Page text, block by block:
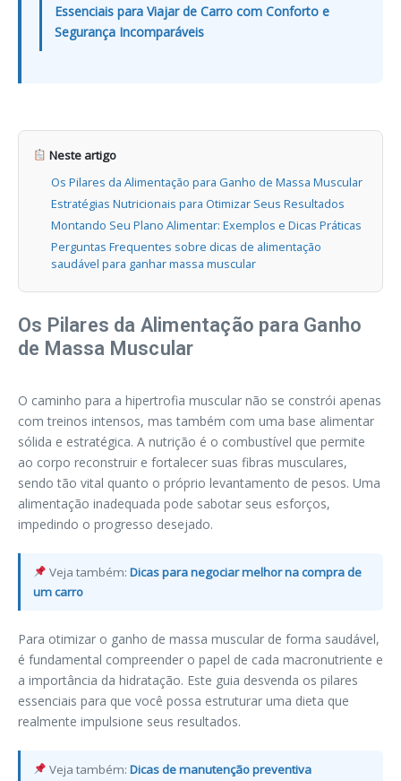
Essenciais para Viajar de Carro com Conforto e
Segurança Incomparáveis
Neste artigo
Os Pilares da Alimentação para Ganho de Massa Muscular
Estratégias Nutricionais para Otimizar Seus Resultados
Montando Seu Plano Alimentar: Exemplos e Dicas Práticas
Perguntas Frequentes sobre dicas de alimentação
saudável para ganhar massa muscular
Os Pilares da Alimentação para Ganho
de Massa Muscular
O caminho para a hipertrofia muscular não se constrói apenas
com treinos intensos, mas também com uma base alimentar
sólida e estratégica. A nutrição é o combustível que permite
ao corpo reconstruir e fortalecer suas fibras musculares,
sendo tão vital quanto o próprio levantamento de pesos. Uma
alimentação inadequada pode sabotar seus esforços,
impedindo o progresso desejado.
Veja também:Dicas para negociar melhor na compra de
um carro
Para otimizar o ganho de massa muscular de forma saudável,
é fundamental compreender o papel de cada macronutriente e
a importância da hidratação. Este guia desvenda os pilares
essenciais para que você possa estruturar uma dieta que
realmente impulsione seus resultados.
Veja também:Dicas de manutenção preventiva